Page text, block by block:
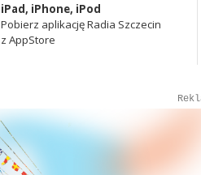
iPad, iPhone, iPod
Pobierz aplikację Radia Szczecin
z AppStore